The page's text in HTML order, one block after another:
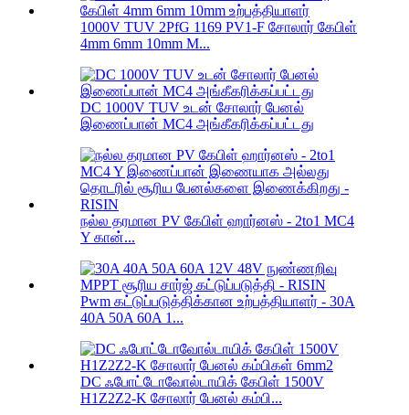
1000V TUV 2PfG 1169 PV1-F சோலார் கேபிள்
4mm 6mm 10mm M...
DC 1000V TUV உடன் சோலார் பேனல்
இணைப்பான் MC4 அங்கீகரிக்கப்பட்டது
நல்ல தரமான PV கேபிள் ஹார்னஸ் - 2to1 MC4
Y கான்...
Pwm கட்டுப்படுத்திக்கான உற்பத்தியாளர் - 30A
40A 50A 60A 1...
DC ஃபோட்டோவோல்டாயிக் கேபிள் 1500V
H1Z2Z2-K சோலார் பேனல் கம்பி...